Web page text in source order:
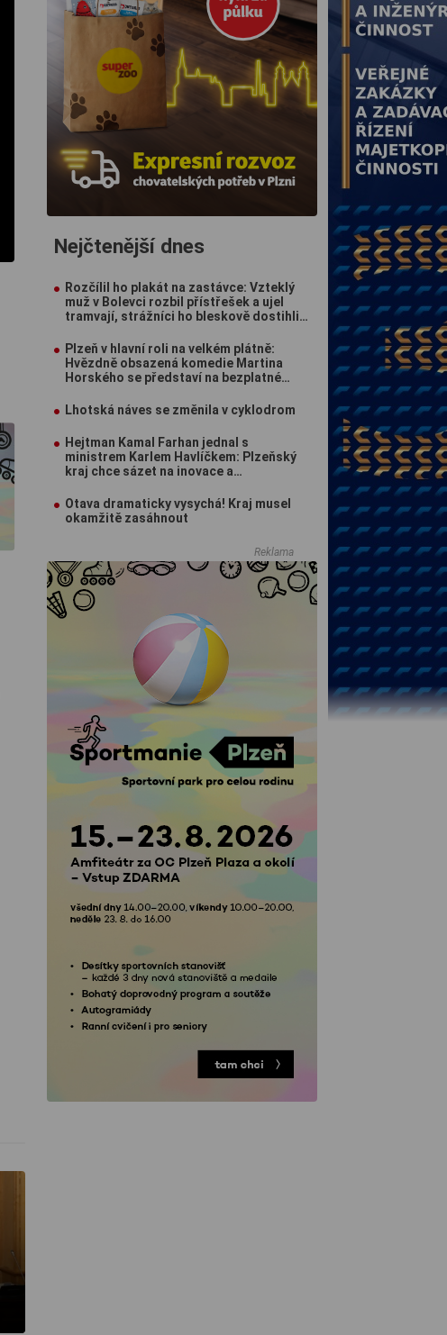
Nejčtenější dnes
Rozčílil ho plakát na zastávce: Vzteklý
muž v Bolevci rozbil přístřešek a ujel
tramvají, strážníci ho bleskově dostihli
Plzeň v hlavní roli na velkém plátně:
Hvězdně obsazená komedie Martina
Horského se představí na bezplatné
Lhotská náves se změnila v cyklodrom
Hejtman Kamal Farhan jednal s
ministrem Karlem Havlíčkem: Plzeňský
kraj chce sázet na inovace a
Otava dramaticky vysychá! Kraj musel
okamžitě zasáhnout
Reklama